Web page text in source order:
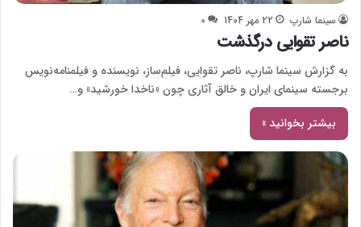
سینما شارپ 22 مهر 1404 0
ناصر تقوایی درگذشت
به گزارش سینما شارپ، ناصر تقوایی، فیلم‌ساز، نویسنده و فیلمنامه‌نویس
برجسته سینمای ایران و خالق آثاری چون «ناخدا خورشید» و…
بیشتر بخوانید »